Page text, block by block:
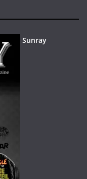
Sunray